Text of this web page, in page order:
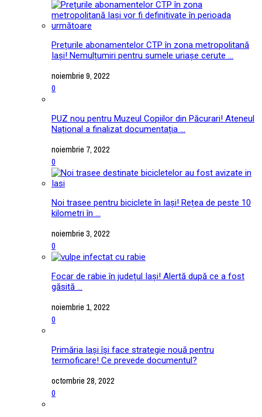
Prețurile abonamentelor CTP în zona metropolitană
Iași! Nemulțumiri pentru sumele uriașe cerute ...
noiembrie 9, 2022
0
PUZ nou pentru Muzeul Copiilor din Păcurari! Ateneul
Național a finalizat documentația ...
noiembrie 7, 2022
0
Noi trasee pentru biciclete în Iași! Rețea de peste 10
kilometri în ...
noiembrie 3, 2022
0
Focar de rabie în județul Iași! Alertă după ce a fost
găsită ...
noiembrie 1, 2022
0
Primăria Iași își face strategie nouă pentru
termoficare! Ce prevede documentul?
octombrie 28, 2022
0